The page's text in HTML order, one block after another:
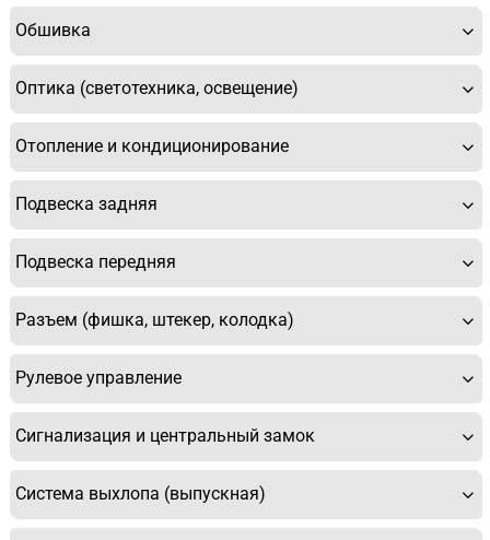
Обшивка
Оптика (светотехника, освещение)
Отопление и кондиционирование
Подвеска задняя
Подвеска передняя
Разъем (фишка, штекер, колодка)
Рулевое управление
Сигнализация и центральный замок
Система выхлопа (выпускная)
У Вас возникли вопросы? Вы не
нашли нужную Вам деталь?
Заполните форму ниже и мы Вам перезвоним.